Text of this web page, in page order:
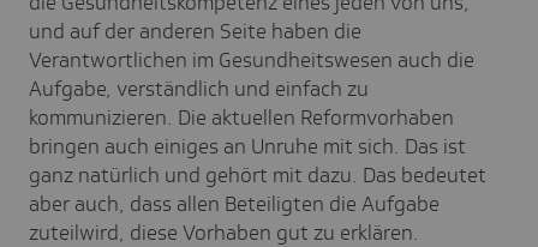
und auf der anderen Seite haben die
Verantwortlichen im Gesundheitswesen auch die
Aufgabe, verständlich und einfach zu
kommunizieren. Die aktuellen Reformvorhaben
bringen auch einiges an Unruhe mit sich. Das ist
ganz natürlich und gehört mit dazu. Das bedeutet
aber auch, dass allen Beteiligten die Aufgabe
zuteilwird, diese Vorhaben gut zu erklären.